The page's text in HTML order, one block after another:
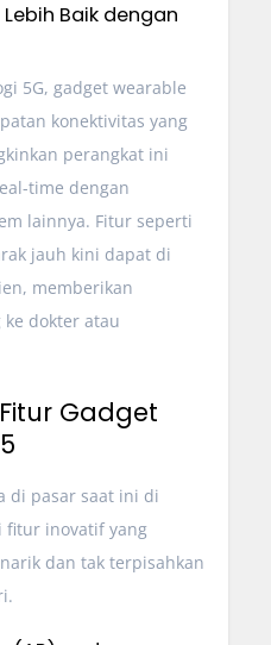
Baik dengan
5G, gadget wearable
konektivitas yang
perangkat ini
time dengan
lainnya. Fitur seperti
jauh kini dapat di
memberikan
ke dokter atau
Gadget
di pasar saat ini di
fitur inovatif yang
dan tak terpisahkan